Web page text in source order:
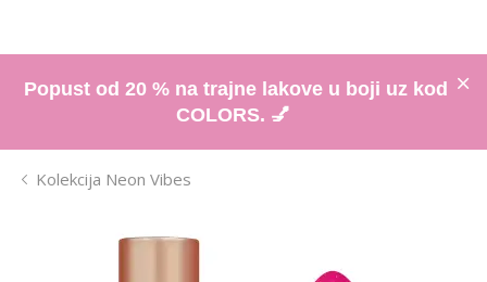
Popust od 20 % na trajne lakove u boji uz kod
COLORS. 💅
Kolekcija Neon Vibes